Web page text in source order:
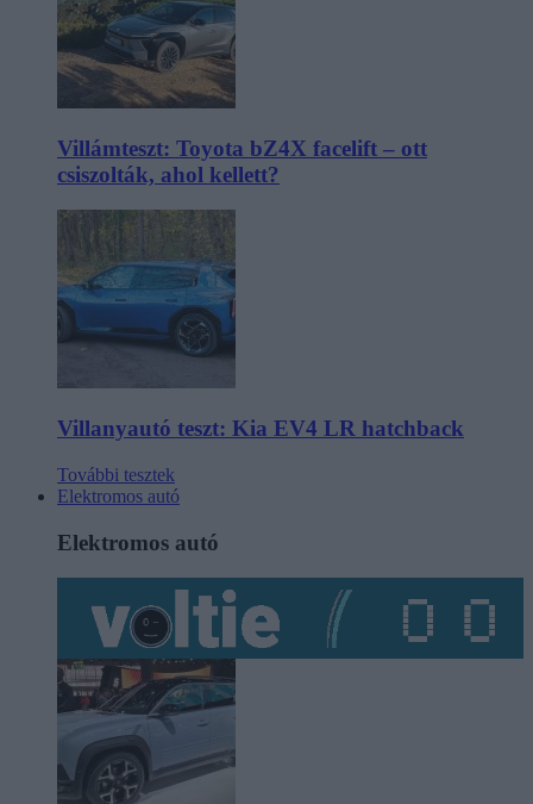
Villámteszt: Toyota bZ4X facelift – ott
csiszolták, ahol kellett?
Villanyautó teszt: Kia EV4 LR hatchback
További tesztek
Elektromos autó
Elektromos autó